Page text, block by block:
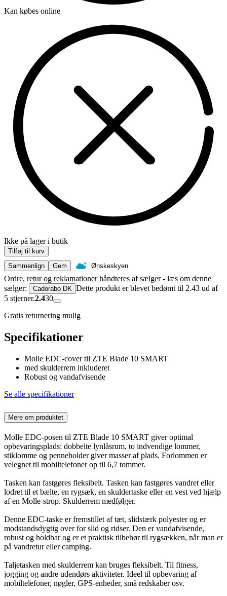
Kan købes online
Ikke på lager i butik
Tilføj til kurv
Sammenlign
Gem Ønskeskyen
Ordre, retur og reklamationer håndteres af sælger - læs om denne
sælger:
Cadorabo DK Dette produkt er blevet bedømt til 2.43 ud af
5 stjerner.2.430
Gratis returnering mulig
Specifikationer
Molle EDC-cover til ZTE Blade 10 SMART
med skulderrem inkluderet
Robust og vandafvisende
Se alle specifikationer
Mere om produktet
Molle EDC-posen til ZTE Blade 10 SMART giver optimal
opbevaringsplads: dobbelte lynlåsrum, to indvendige lommer,
stiklomme og penneholder giver masser af plads. Forlommen er
velegnet til mobiltelefoner op til 6,7 tommer.
Tasken kan fastgøres fleksibelt. Tasken kan fastgøres vandret eller
lodret til et bælte, en rygsæk, en skuldertaske eller en vest ved hjælp
af en Molle-strop. Skulderrem medfølger.
Denne EDC-taske er fremstillet af tæt, slidstærk polyester og er
modstandsdygtig over for slid og ridser. Den er vandafvisende,
robust og holdbar og er et praktisk tilbehør til rygsækken, når man er
på vandretur eller camping.
Taljetasken med skulderrem kan bruges fleksibelt. Til fitness,
jogging og andre udendørs aktiviteter. Ideel til opbevaring af
mobiltelefoner, nøgler, GPS-enheder, små redskaber osv.